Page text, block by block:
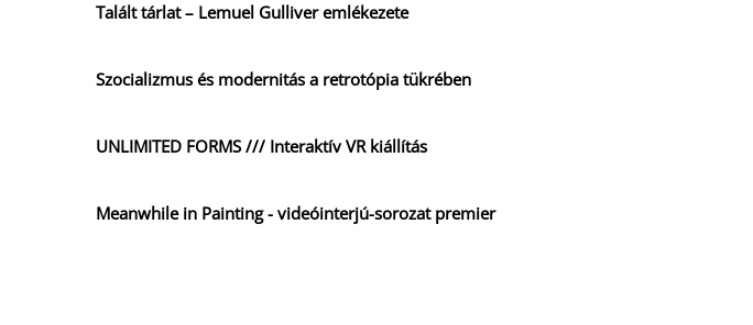
Talált tárlat – Lemuel Gulliver emlékezete
Szocializmus és modernitás a retrotópia tükrében
UNLIMITED FORMS /// Interaktív VR kiállítás
Meanwhile in Painting - videóinterjú-sorozat premier